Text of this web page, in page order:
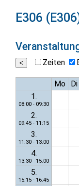
E306
Zeiten
Mo Di
1.
08:00 - 09:30
2.
09:45 - 11:15
3.
11:30 - 13:00
4.
13:30 - 15:00
5.
15:15 - 16:45